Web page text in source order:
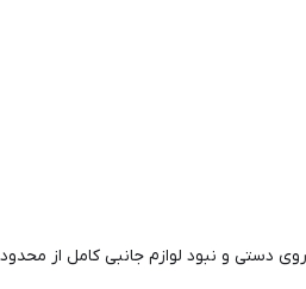
دستی و نبود لوازم جانبی کامل از